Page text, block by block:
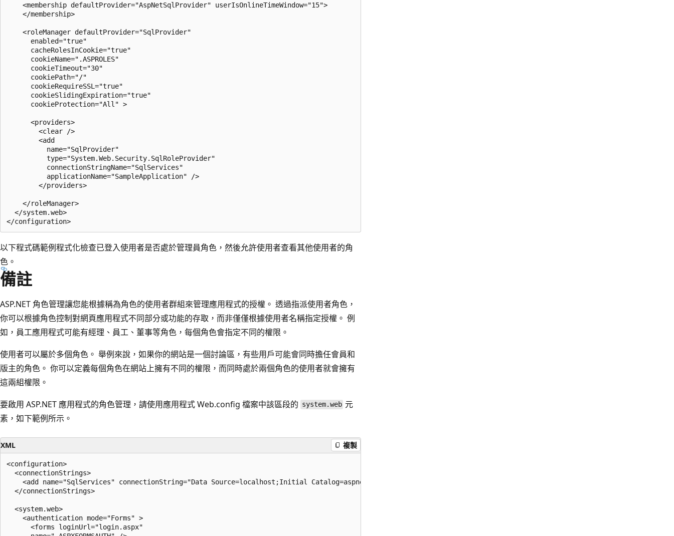
    <membership defaultProvider="AspNetSqlProvider" userIsOnlineTimeWindow="15">
    </membership>
    <roleManager defaultProvider="SqlProvider"
      enabled="true"
      cacheRolesInCookie="true"
      cookieName=".ASPROLES"
      cookieTimeout="30"
      cookiePath="/"
      cookieRequireSSL="true"
      cookieSlidingExpiration="true"
      cookieProtection="All" >
      <providers>
        <clear />
        <add
          name="SqlProvider"
          type="System.Web.Security.SqlRoleProvider"
          connectionStringName="SqlServices"
          applicationName="SampleApplication" />
        </providers>
    </roleManager>
  </system.web>
以下程式碼範例程式化檢查已登入使用者是否處於管理員角色，然後允許使用者查看其他使用者的角
色。
備註
ASP.NET 角色管理讓您能根據稱為角色的使用者群組來管理應用程式的授權。 透過指派使用者角色，
你可以根據角色控制對網頁應用程式不同部分或功能的存取，而非僅僅根據使用者名稱指定授權。 例
如，員工應用程式可能有經理、員工、董事等角色，每個角色會指定不同的權限。
使用者可以屬於多個角色。 舉例來說，如果你的網站是一個討論區，有些用戶可能會同時擔任會員和
版主的角色。 你可以定義每個角色在網站上擁有不同的權限，而同時處於兩個角色的使用者就會擁有
這兩組權限。
要啟用 ASP.NET 應用程式的角色管理，請使用應用程式 Web.config 檔案中該區段的 system.web 元
素，如下範例所示。
XML 複製
<configuration>
  <connectionStrings>
    <add name="SqlServices" connectionString="Data Source=localhost;Initial Catalog=aspnetdb;Integrated Security=SSPI;" />
  </connectionStrings>
  <system.web>
    <authentication mode="Forms" >
      <forms loginUrl="login.aspx"